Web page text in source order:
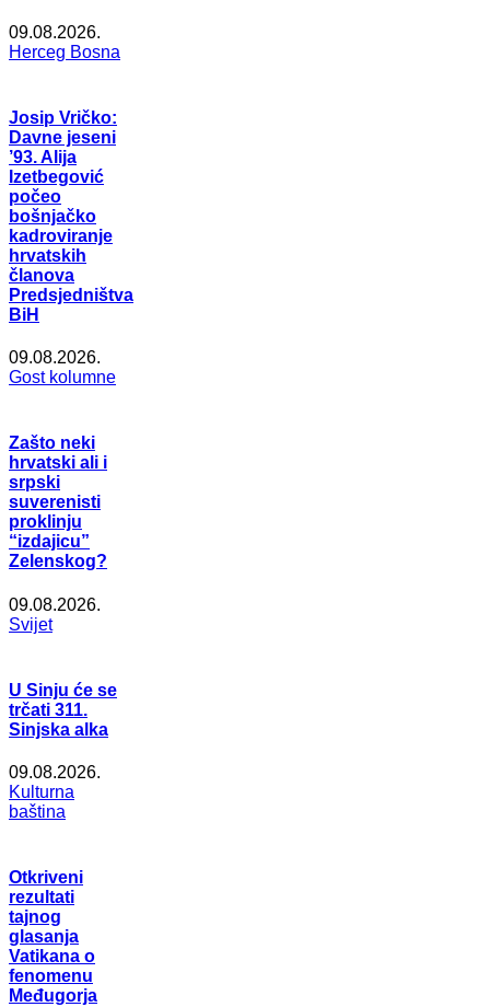
09.08.2026.
Herceg Bosna
Josip Vričko:
Davne jeseni
’93. Alija
Izetbegović
počeo
bošnjačko
kadroviranje
hrvatskih
članova
Predsjedništva
BiH
09.08.2026.
Gost kolumne
Zašto neki
hrvatski ali i
srpski
suverenisti
proklinju
“izdajicu”
Zelenskog?
09.08.2026.
Svijet
U Sinju će se
trčati 311.
Sinjska alka
09.08.2026.
Kulturna
baština
Otkriveni
rezultati
tajnog
glasanja
Vatikana o
fenomenu
Međugorja